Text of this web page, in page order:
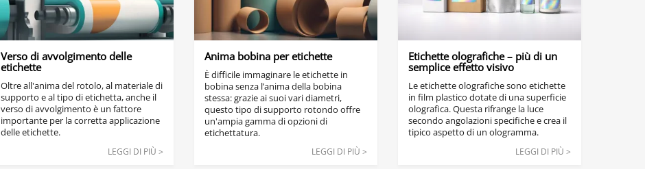
Verso di avvolgimento delle
etichette
Oltre all'anima del rotolo, al materiale di
supporto e al tipo di etichetta, anche il
verso di avvolgimento è un fattore
importante per la corretta applicazione
delle etichette.
LEGGI DI PIÙ >
Anima bobina per etichette
È difficile immaginare le etichette in
bobina senza l’anima della bobina
stessa: grazie ai suoi vari diametri,
questo tipo di supporto rotondo offre
un'ampia gamma di opzioni di
etichettatura.
LEGGI DI PIÙ >
Etichette olografiche – più di un
semplice effetto visivo
Le etichette olografiche sono etichette
in film plastico dotate di una superficie
olografica. Questa rifrange la luce
secondo angolazioni specifiche e crea il
tipico aspetto di un ologramma.
prevenzione delle contraffazioni, poiché
LEGGI DI PIÙ >